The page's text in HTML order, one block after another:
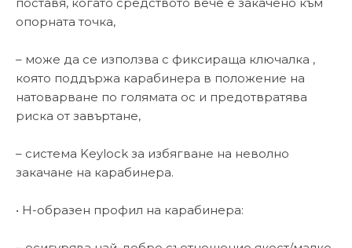
опорната точка,
– може да се използва с фиксираща ключалка ,
която поддържа карабинера в положение на
натоварване по голямата ос и предотвратява
риска от завъртане,
– система Keylock за избягване на неволно
закачане на карабинера.
• Н-образен профил на карабинера: